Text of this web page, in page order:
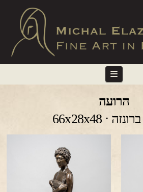
Navigation
הרועה